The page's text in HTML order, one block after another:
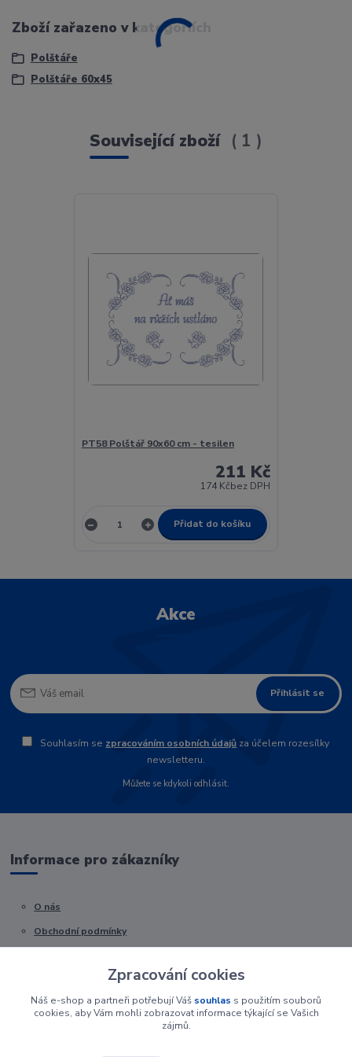
Zboží zařazeno v kategoriích
Polštáře
Polštáře 60x45
Související zboží 1
PT58 Polštář 90x60 cm - tesilen
211 Kč
174 Kčbez DPH
Přidat do košíku
Akce
Přihlásit se
Souhlasím se zpracováním osobních údajů za účelem rozesílky
newsletteru.
Můžete se kdykoli odhlásit.
Informace pro zákazníky
O nás
Obchodní podmínky
Zpracování cookies
Náš e-shop a partneři potřebují Váš souhlas s použitím souborů
cookies, aby Vám mohli zobrazovat informace týkající se Vašich
zájmů.